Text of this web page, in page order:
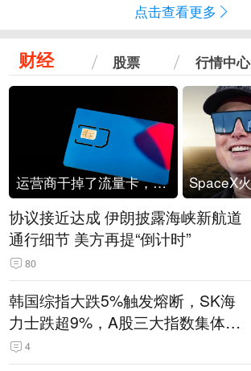
点击查看更多
财经 股票 行情中心
运营商干掉了流量卡，他们真的玩不起了
协议接近达成 伊朗披露海峡新航道
通行细节 美方再提“倒计时”
80
韩国综指大跌5%触发熔断，SK海
力士跌超9%，A股三大指数集体低
开 4